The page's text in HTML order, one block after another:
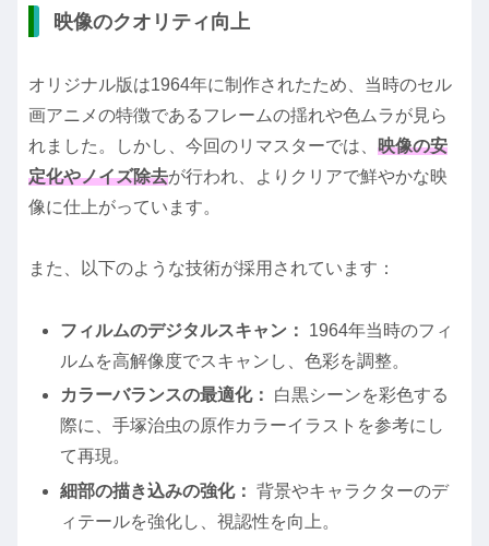
映像のクオリティ向上
オリジナル版は1964年に制作されたため、当時のセル
画アニメの特徴であるフレームの揺れや色ムラが見ら
れました。しかし、今回のリマスターでは、 映像の安
定化やノイズ除去が行われ、よりクリアで鮮やかな映
像に仕上がっています。
また、以下のような技術が採用されています：
フィルムのデジタルスキャン：
1964年当時のフィ
ルムを高解像度でスキャンし、色彩を調整。
カラーバランスの最適化：
白黒シーンを彩色する
際に、手塚治虫の原作カラーイラストを参考にし
て再現。
細部の描き込みの強化： 背景やキャラクターのデ
ィテールを強化し、視認性を向上。